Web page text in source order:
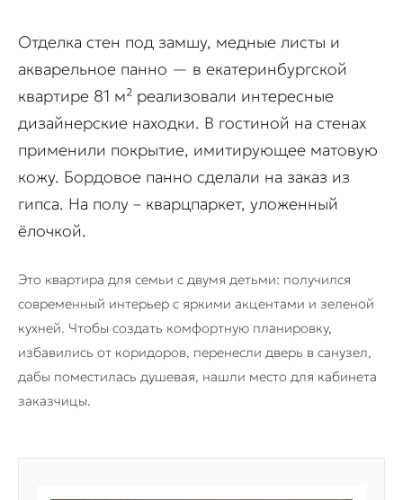
Отделка стен под замшу, медные листы и
акварельное панно — в екатеринбургской
квартире 81 м² реализовали интересные
дизайнерские находки. В гостиной на стенах
применили покрытие, имитирующее матовую
кожу. Бордовое панно сделали на заказ из
гипса. На полу – кварцпаркет, уложенный
ёлочкой.
Это квартира для семьи с двумя детьми: получился
современный интерьер с яркими акцентами и зеленой
кухней. Чтобы создать комфортную планировку,
избавились от коридоров, перенесли дверь в санузел,
дабы поместилась душевая, нашли место для кабинета
заказчицы.